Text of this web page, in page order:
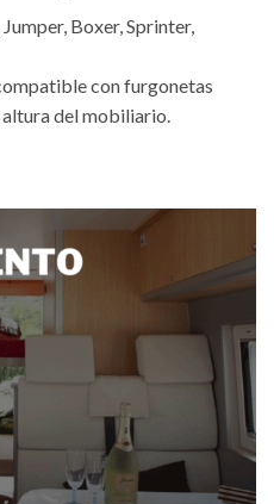
Boxer, Sprinter,
con furgonetas
altura del mobiliario.